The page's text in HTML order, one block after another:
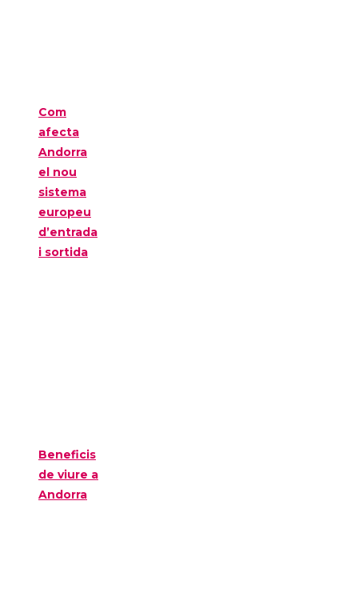
Com
afecta
Andorra
el nou
sistema
europeu
d’entrada
i sortida
Beneficis
de viure a
Andorra